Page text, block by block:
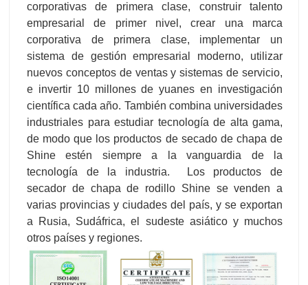
corporativas de primera clase, construir talento
empresarial de primer nivel, crear una marca
corporativa de primera clase, implementar un
sistema de gestión empresarial moderno, utilizar
nuevos conceptos de ventas y sistemas de servicio,
e invertir 10 millones de yuanes en investigación
científica cada año. También combina universidades
industriales para estudiar tecnología de alta gama,
de modo que los productos de secado de chapa de
Shine estén siempre a la vanguardia de la
tecnología de la industria. Los productos de
secador de chapa de rodillo Shine se venden a
varias provincias y ciudades del país, y se exportan
a Rusia, Sudáfrica, el sudeste asiático y muchos
otros países y regiones.